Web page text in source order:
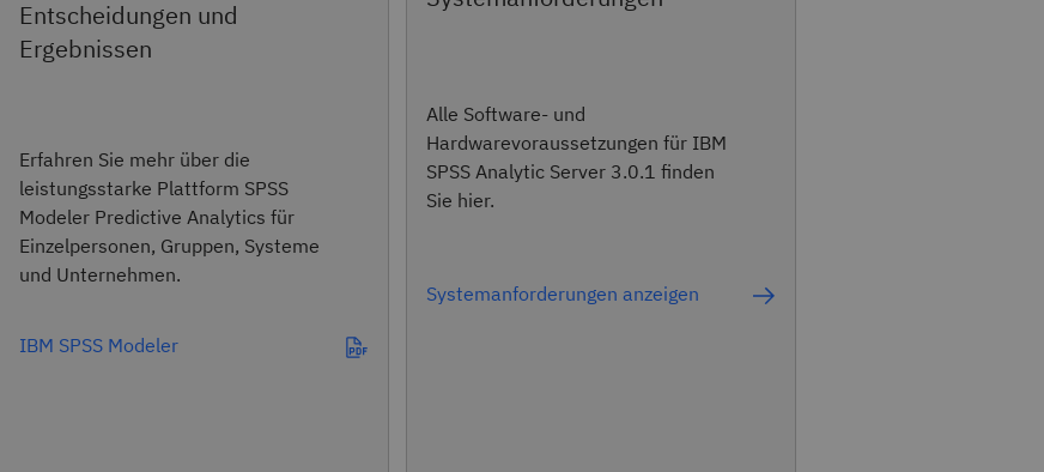
Entscheidungen und
Ergebnissen
Erfahren Sie mehr über die
leistungsstarke Plattform SPSS
Modeler Predictive Analytics für
Einzelpersonen, Gruppen, Systeme
und Unternehmen.
IBM SPSS Modeler
Alle Software- und
Hardwarevoraussetzungen für IBM
SPSS Analytic Server 3.0.1 finden
Sie hier.
Systemanforderungen anzeigen